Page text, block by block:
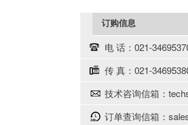
订购信息
电 话：021-
传 真：021-
技术咨询信箱：
订单查询信箱：